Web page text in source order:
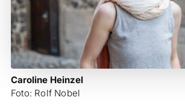
Caroline Heinzel
Foto: Rolf Nobel